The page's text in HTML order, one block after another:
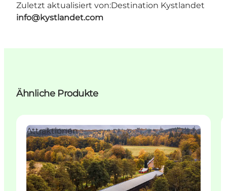
Zuletzt aktualisiert von:Destination Kystlandet
info@kystlandet.com
Ähnliche Produkte
Attraktionen